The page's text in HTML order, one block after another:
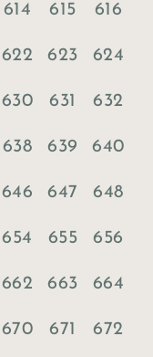
614 615 616
622 623 624
630 631 632
638 639 640
646 647 648
654 655 656
662 663 664
670 671 672